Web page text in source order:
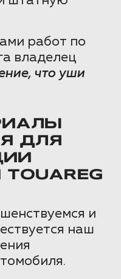
работ по
владелец
что уши
ДЛЯ
TOUAREG
и
наш